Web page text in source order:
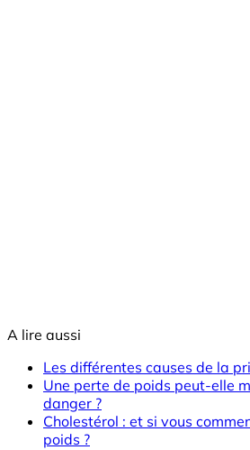
A lire aussi
Les différentes causes de la
Une perte de poids peut-elle
danger ?
Cholestérol : et si vous
poids ?